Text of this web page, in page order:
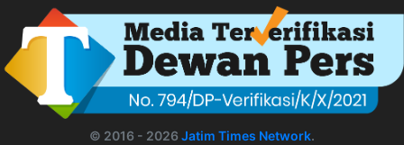
© 2016 - 2026 Jatim Times Network.